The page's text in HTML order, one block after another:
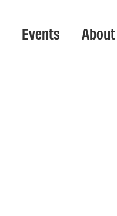
Events About